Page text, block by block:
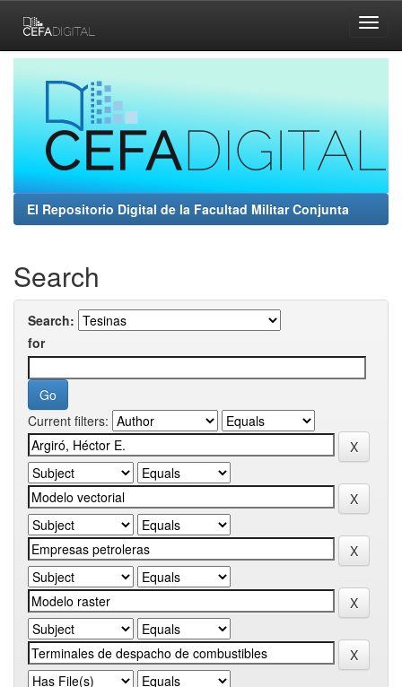
navigation
El Repositorio Digital de la Facultad Militar Conjunta
Search
Search:
for
Current filters: